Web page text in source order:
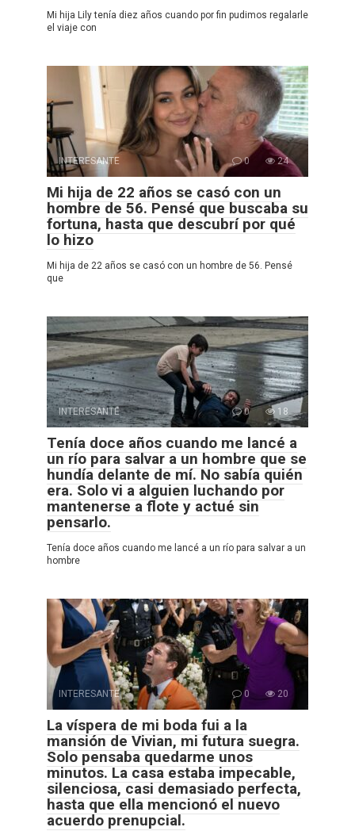
Mi hija Lily tenía diez años cuando por fin pudimos regalarle
el viaje con
INTERESANTE 0 24
Mi hija de 22 años se casó con un
hombre de 56. Pensé que buscaba su
fortuna, hasta que descubrí por qué
lo hizo
Mi hija de 22 años se casó con un hombre de 56. Pensé
que
INTERESANTE 0 18
Tenía doce años cuando me lancé a
un río para salvar a un hombre que se
hundía delante de mí. No sabía quién
era. Solo vi a alguien luchando por
mantenerse a flote y actué sin
pensarlo.
Tenía doce años cuando me lancé a un río para salvar a un
hombre
INTERESANTE 0 20
La víspera de mi boda fui a la
mansión de Vivian, mi futura suegra.
Solo pensaba quedarme unos
minutos. La casa estaba impecable,
silenciosa, casi demasiado perfecta,
hasta que ella mencionó el nuevo
acuerdo prenupcial.